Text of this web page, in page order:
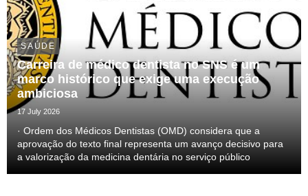
SAÚDE
Carreira de médico dentista no SNS é um
marco histórico que exige uma execução
ambiciosa
17 July 2026
· Ordem dos Médicos Dentistas (OMD) considera que a
aprovação do texto final representa um avanço decisivo para
a valorização da medicina dentária no serviço público